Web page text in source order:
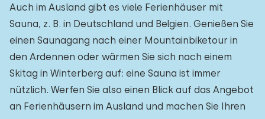
Auch im Ausland gibt es viele Ferienhäuser mit
Sauna, z. B. in Deutschland und Belgien. Genießen Sie
einen Saunagang nach einer Mountainbiketour in
den Ardennen oder wärmen Sie sich nach einem
Skitag in Winterberg auf: eine Sauna ist immer
nützlich. Werfen Sie also einen Blick auf das Angebot
an Ferienhäusern im Ausland und machen Sie Ihren